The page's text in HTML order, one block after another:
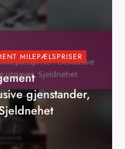
MILEPÆLSPRISER
gjenstander,